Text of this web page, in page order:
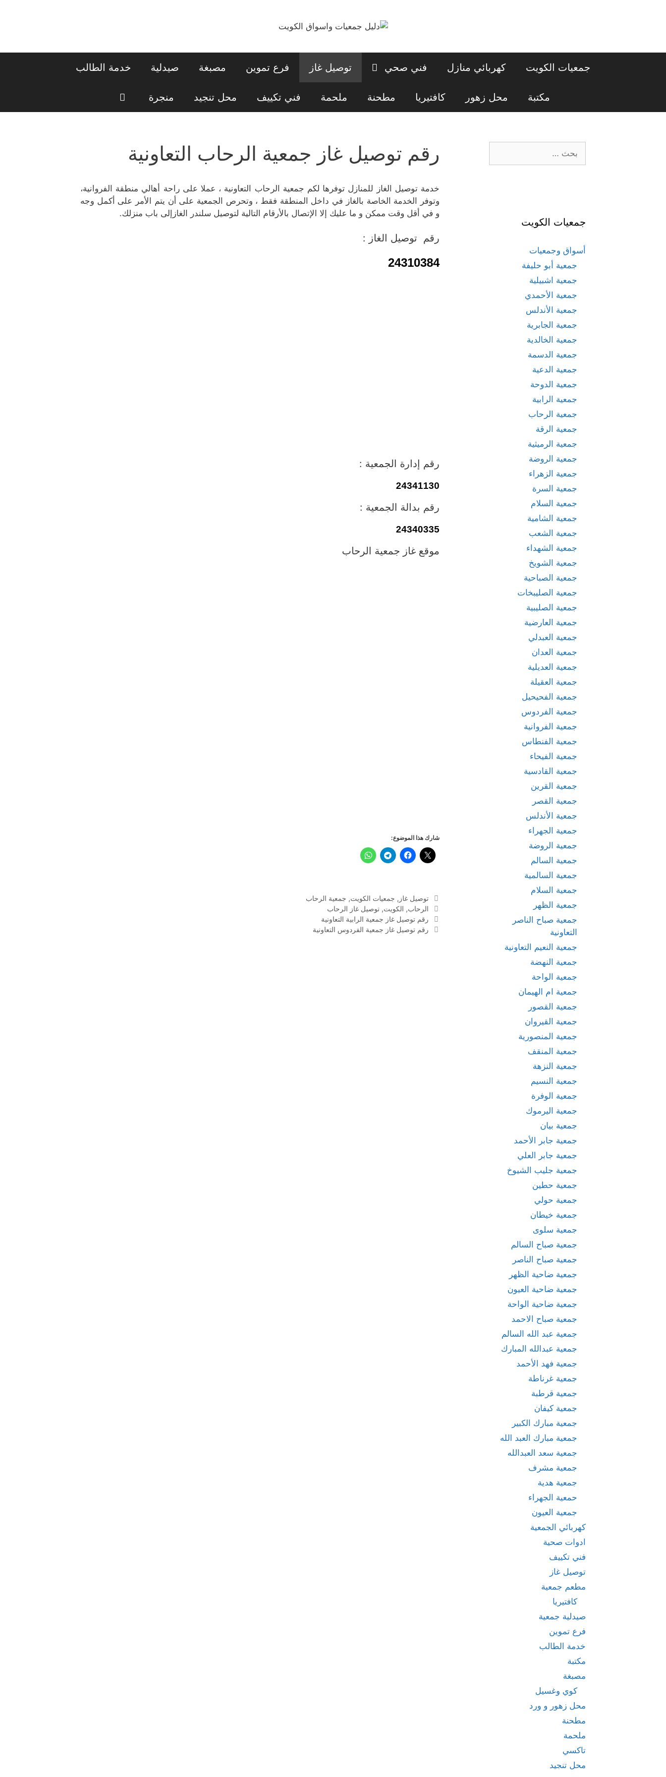
جمعيات الكويت كهربائي منازل فني صحي توصيل غاز فرع تموين مصبغة صيدلية خدمة الطالب
مكتبة محل زهور كافتيريا مطحنة ملحمة فني تكييف محل تنجيد منجرة
رقم توصيل غاز جمعية الرحاب التعاونية
خدمة توصيل الغاز للمنازل توفرها لكم جمعية الرحاب التعاونية ، عملا على راحة أهالي منطقة الفروانية،
وتوفر الخدمة الخاصة بالغاز في داخل المنطقة فقط ، وتحرص الجمعية على أن يتم الأمر على أكمل وجه
و في أقل وقت ممكن و ما عليك إلا الإتصال بالأرقام التالية لتوصيل سلندر الغازإلى باب منزلك.
رقم توصيل الغاز :
24310384
رقم إدارة الجمعية :
24341130
رقم بدالة الجمعية :
24340335
موقع غاز جمعية الرحاب
شارك هذا الموضوع:
التصنيفات
توصيل غاز , جمعيات الكويت, جمعية الرحاب
الوسوم
الرحاب, الكويت, توصيل غاز الرحاب
رقم توصيل غاز جمعية الرابية التعاونية
رقم توصيل غاز جمعية الفردوس التعاونية
عن:
جمعيات الكويت
أسواق وجمعيات
جمعية أبو حليفة
جمعية اشبيلية
جمعية الأحمدي
جمعية الأندلس
جمعية الجابرية
جمعية الخالدية
جمعية الدسمة
جمعية الدعية
جمعية الدوحة
جمعية الرابية
جمعية الرحاب
جمعية الرقة
جمعية الرميثية
جمعية الروضة
جمعية الزهراء
جمعية السرة
جمعية السلام
جمعية الشامية
جمعية الشعب
جمعية الشهداء
جمعية الشويخ
جمعية الصباحية
جمعية الصليبخات
جمعية الصليبية
جمعية العارضية
جمعية العبدلي
جمعية العدان
جمعية العديلية
جمعية العقيلة
جمعية الفحيحيل
جمعية الفردوس
جمعية الفروانية
جمعية الفنطاس
جمعية الفيحاء
جمعية القادسية
جمعية القرين
جمعية القصر
جمعية الأندلس
جمعية الجهراء
جمعية الروضة
جمعية السالم
جمعية السالمية
جمعية السلام
جمعية الظهر
جمعية صباح الناصر
التعاونية
جمعية النعيم التعاونية
جمعية النهضة
جمعية الواحة
جمعية ام الهيمان
جمعية القصور
جمعية القيروان
جمعية المنصورية
جمعية المنقف
جمعية النزهة
جمعية النسيم
جمعية الوفرة
جمعية اليرموك
جمعية بيان
جمعية جابر الأحمد
جمعية جابر العلي
جمعية جليب الشيوخ
جمعية حطين
جمعية حولي
جمعية خيطان
جمعية سلوى
جمعية صباح السالم
جمعية صباح الناصر
جمعية ضاحية الظهر
جمعية ضاحية العيون
جمعية ضاحية الواحة
جمعية صباح الاحمد
جمعية عبد الله السالم
جمعية عبدالله المبارك
جمعية فهد الأحمد
جمعية غرناطة
جمعية قرطبة
جمعية كيفان
جمعية مبارك الكبير
جمعية مبارك العبد الله
جمعية سعد العبدالله
جمعية مشرف
جمعية هدية
حمعية الجهراء
جمعية العيون
كهربائي الجمعية
ادوات صحية
فني تكييف
توصيل غاز
مطعم جمعية
كافتيريا
صيدلية جمعية
فرع تموين
خدمة الطالب
مكتبة
مصبغة
كوي وغسيل
محل زهور و ورد
مطحنة
ملحمة
تاكسي
محل تنجيد